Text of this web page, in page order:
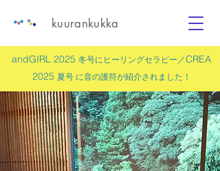
andGIRL 2025 冬号にヒーリングセラピー／CREA
2025 夏号 に音の護符が紹介されました！
kuurankukka